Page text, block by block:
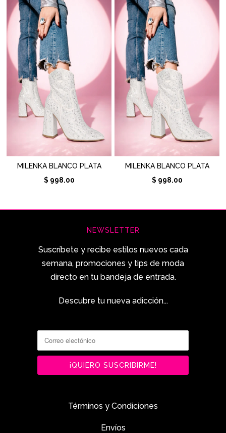
MILENKA BLANCO PLATA
$ 998.00
MILENKA BLANCO PLATA
$ 998.00
NEWSLETTER
Suscríbete y recibe estilos nuevos cada
semana, promociones y tips de moda
directo en tu bandeja de entrada.
Descubre tu nueva adicción...
Términos y Condiciones
Envíos